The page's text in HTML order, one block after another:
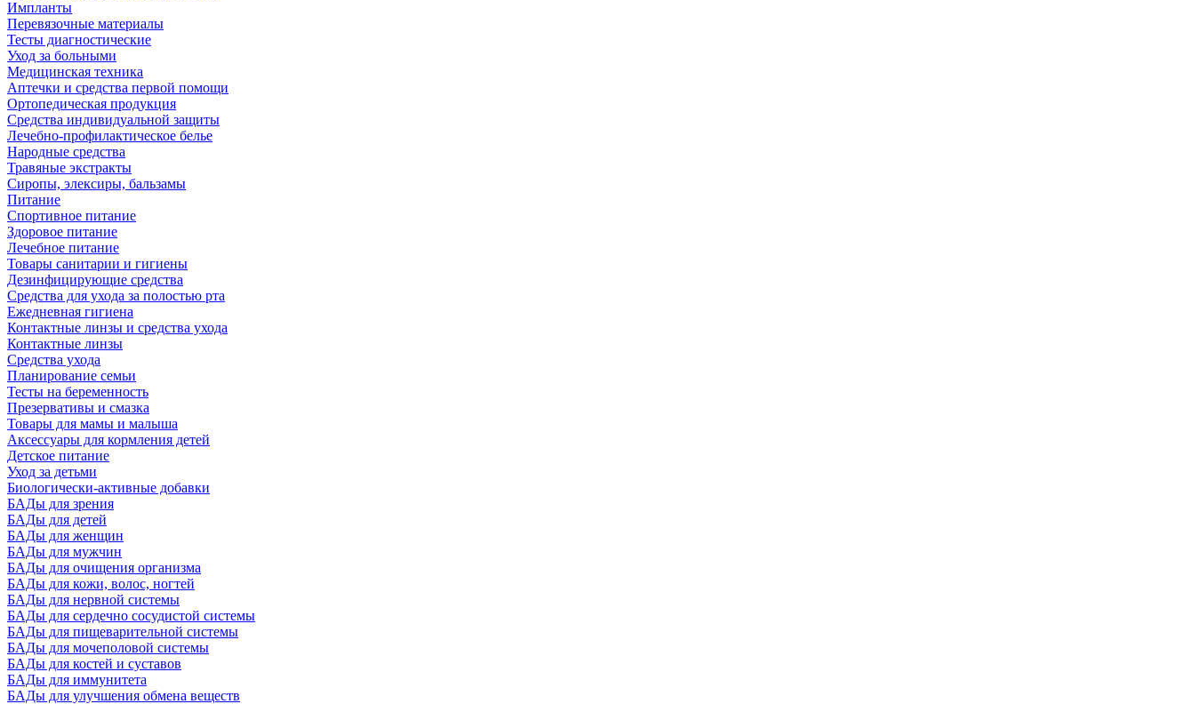
Импланты
Перевязочные материалы
Тесты диагностические
Уход за больными
Медицинская техника
Аптечки и средства первой помощи
Ортопедическая продукция
Средства индивидуальной защиты
Лечебно-профилактическое белье
Народные средства
Травяные экстракты
Сиропы, элексиры, бальзамы
Питание
Спортивное питание
Здоровое питание
Лечебное питание
Товары санитарии и гигиены
Дезинфицирующие средства
Средства для ухода за полостью рта
Ежедневная гигиена
Контактные линзы и средства ухода
Контактные линзы
Средства ухода
Планирование семьи
Тесты на беременность
Презервативы и смазка
Товары для мамы и малыша
Аксессуары для кормления детей
Детское питание
Уход за детьми
Биологически-активные добавки
БАДы для зрения
БАДы для детей
БАДы для женщин
БАДы для мужчин
БАДы для очищения организма
БАДы для кожи, волос, ногтей
БАДы для нервной системы
БАДы для сердечно сосудистой системы
БАДы для пищеварительной системы
БАДы для мочеполовой системы
БАДы для костей и суставов
БАДы для иммунитета
БАДы для улучшения обмена веществ